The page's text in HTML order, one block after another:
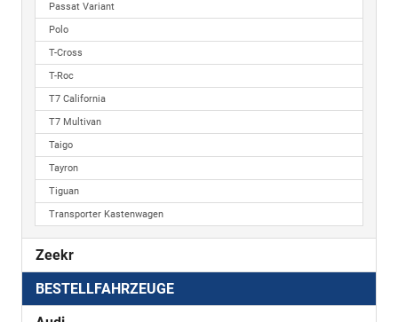
Passat Variant
Polo
T-Cross
T-Roc
T7 California
T7 Multivan
Taigo
Tayron
Tiguan
Transporter Kastenwagen
Zeekr
BESTELLFAHRZEUGE